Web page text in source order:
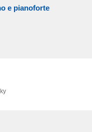
e pianoforte